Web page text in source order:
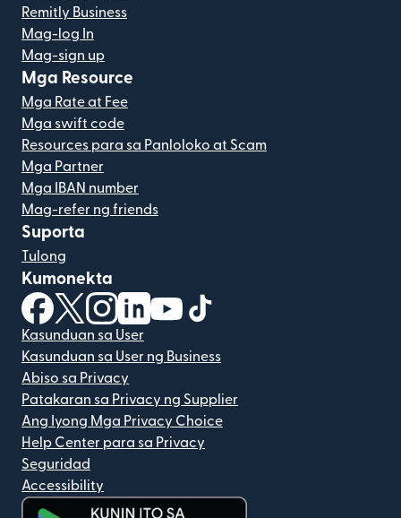
Remitly Business
Mag-log In
Mag-sign up
Mga Resource
Mga Rate at Fee
Mga swift code
Resources para sa Panloloko at Scam
Mga Partner
Mga IBAN number
Mag-refer ng friends
Suporta
Tulong
Kumonekta
(bubukas sa bagong window)
(bubukas sa bagong window)
(bubukas sa bagong window)
(bubukas sa bagong window)
(bubukas sa bagong window)
Kasunduan sa User
Kasunduan sa User ng Business
Abiso sa Privacy
Patakaran sa Privacy ng Supplier
Ang Iyong Mga Privacy Choice
Help Center para sa Privacy
Seguridad
Accessibility